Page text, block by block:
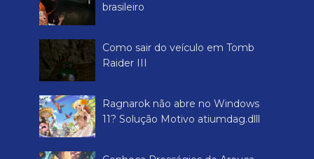
brasileiro
Como sair do veículo em Tomb
Raider III
Ragnarok não abre no Windows
11? Solução Motivo atiumdag.dlll